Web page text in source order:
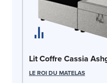
Lit Coffre Cassia
LE ROI DU MATELAS